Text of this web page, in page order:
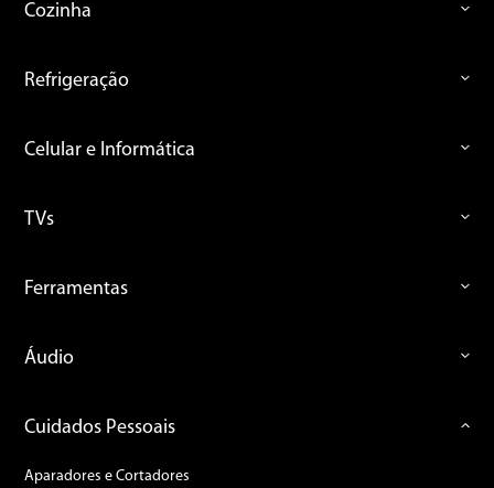
Cozinha
Refrigeração
Celular e Informática
TVs
Ferramentas
Áudio
Cuidados Pessoais
Aparadores e Cortadores